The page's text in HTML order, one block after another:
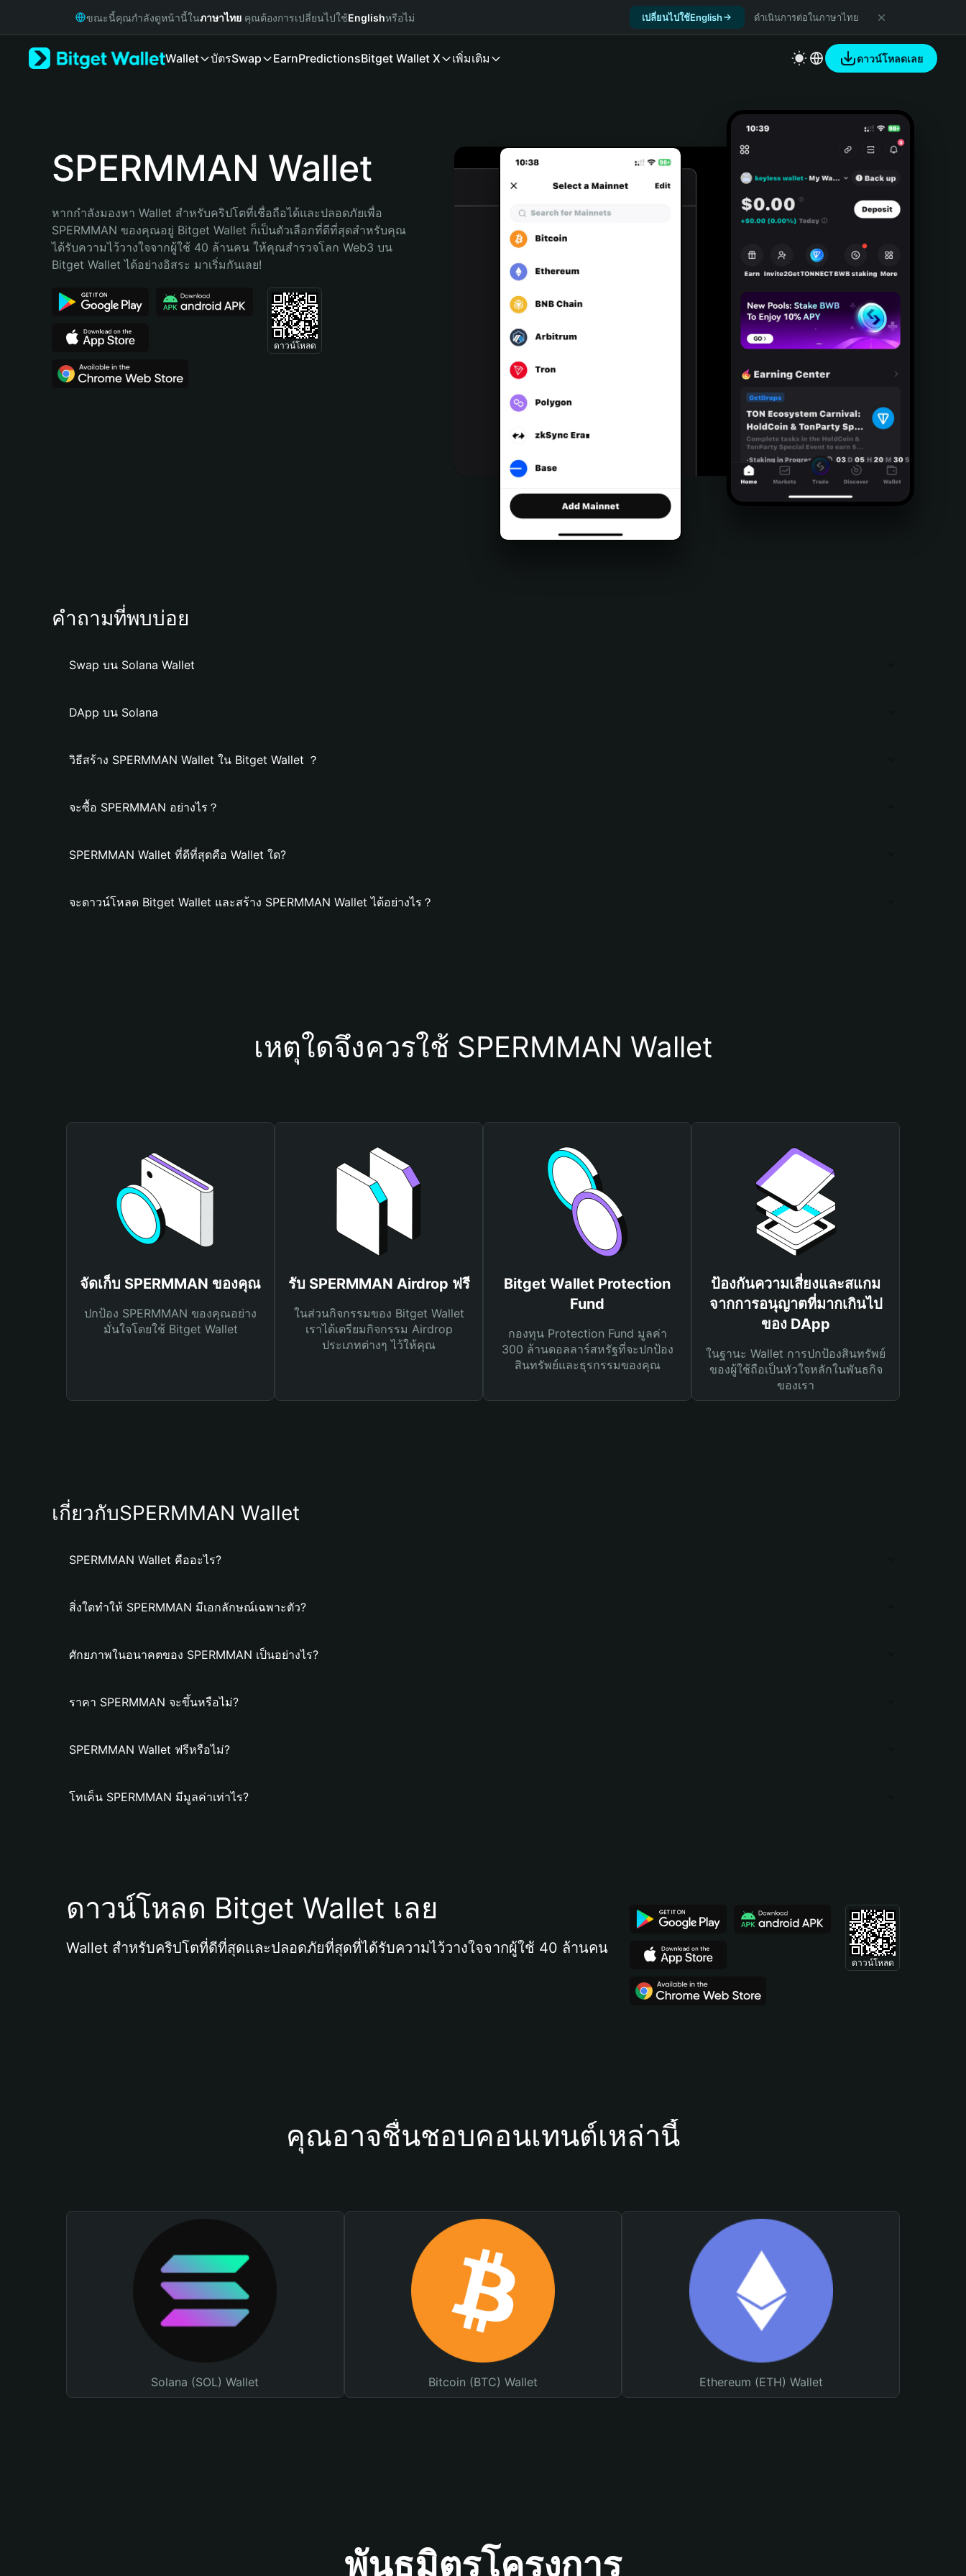
Русский
Bahasa Indonesia
Português (Brasil)
ขณะนี้คุณกำลังดูหน้านี้ในภาษาไทย คุณต้องการเปลี่ยนไปใช้Englishหรือไม่ เปลี่ยนไปใช้English ดำเนินการต่อในภาษาไทย
Wallet บัตรSwap EarnPredictionsBitget Wallet X เพิ่มเติม ดาวน์โหลดเลย
SPERMMAN Wallet
หากกำลังมองหา Wallet สำหรับคริปโตที่เชื่อถือได้และปลอดภัยเพื่อ
SPERMMAN ของคุณอยู่ Bitget Wallet ก็เป็นตัวเลือกที่ดีที่สุดสำหรับคุณ
ได้รับความไว้วางใจจากผู้ใช้ 40 ล้านคน ให้คุณสำรวจโลก Web3 บน
Bitget Wallet ได้อย่างอิสระ มาเริ่มกันเลย!
ดาวน์โหลด
คำถามที่พบบ่อย
Swap บน Solana Wallet
DApp บน Solana
วิธีสร้าง SPERMMAN Wallet ใน Bitget Wallet ？
จะซื้อ SPERMMAN อย่างไร？
SPERMMAN Wallet ที่ดีที่สุดคือ Wallet ใด?
จะดาวน์โหลด Bitget Wallet และสร้าง SPERMMAN Wallet ได้อย่างไร？
เหตุใดจึงควรใช้ SPERMMAN Wallet
จัดเก็บ SPERMMAN ของคุณ
ปกป้อง SPERMMAN ของคุณอย่าง
มั่นใจโดยใช้ Bitget Wallet
รับ SPERMMAN Airdrop ฟรี
ในส่วนกิจกรรมของ Bitget Wallet
เราได้เตรียมกิจกรรม Airdrop
ประเภทต่างๆ ไว้ให้คุณ
Bitget Wallet Protection
Fund
กองทุน Protection Fund มูลค่า
300 ล้านดอลลาร์สหรัฐที่จะปกป้อง
สินทรัพย์และธุรกรรมของคุณ
ป้องกันความเสี่ยงและสแกม
จากการอนุญาตที่มากเกินไป
ของ DApp
ในฐานะ Wallet การปกป้องสินทรัพย์
ของผู้ใช้ถือเป็นหัวใจหลักในพันธกิจ
ของเรา
เกี่ยวกับSPERMMAN Wallet
SPERMMAN Wallet คืออะไร?
สิ่งใดทำให้ SPERMMAN มีเอกลักษณ์เฉพาะตัว?
ศักยภาพในอนาคตของ SPERMMAN เป็นอย่างไร?
ราคา SPERMMAN จะขึ้นหรือไม่?
SPERMMAN Wallet ฟรีหรือไม่?
โทเค็น SPERMMAN มีมูลค่าเท่าไร?
ดาวน์โหลด Bitget Wallet เลย
Wallet สำหรับคริปโตที่ดีที่สุดและปลอดภัยที่สุดที่ได้รับความไว้วางใจจากผู้ใช้ 40 ล้านคน
ดาวน์โหลด
คุณอาจชื่นชอบคอนเทนต์เหล่านี้
Solana (SOL) Wallet Bitcoin (BTC) Wallet Ethereum (ETH) Wallet
พันธมิตรโครงการ